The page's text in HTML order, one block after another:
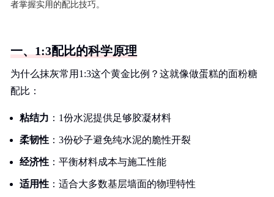
者掌握实用的配比技巧。
一、1:3配比的科学原理
为什么抹灰常用1:3这个黄金比例？这就像做蛋糕的面粉糖
配比：
粘结力 ：1份水泥提供足够胶凝材料
柔韧性 ：3份砂子避免纯水泥的脆性开裂
经济性 ：平衡材料成本与施工性能
适用性 ：适合大多数基层墙面的物理特性